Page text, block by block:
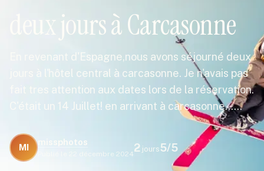
deux jours à Carcasonne
En revenant d'Espagne,nous avons séjourné deux
jours à l'hôtel central à carcasonne. Je n'avais pas
fait tres attention aux dates lors de la réservation.
C'était un 14 Juillet! en arrivant à carcasonne...…
MI
missphotos
22 décembre 2024
2 jours5/5